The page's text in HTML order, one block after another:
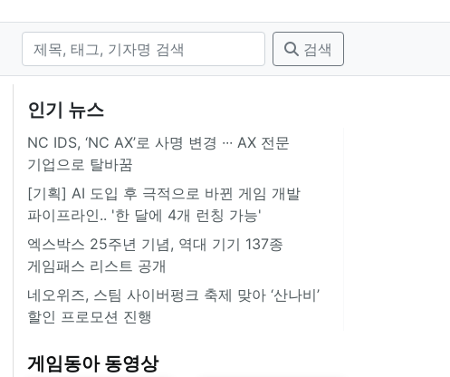
검색
인기 뉴스
NC IDS, ‘NC AX’로 사명 변경 ∙∙∙ AX 전문
기업으로 탈바꿈
[기획] AI 도입 후 극적으로 바뀐 게임 개발
파이프라인.. '한 달에 4개 런칭 가능'
엑스박스 25주년 기념, 역대 기기 137종
게임패스 리스트 공개
네오위즈, 스팀 사이버펑크 축제 맞아 ‘산나비’
할인 프로모션 진행
게임동아 동영상